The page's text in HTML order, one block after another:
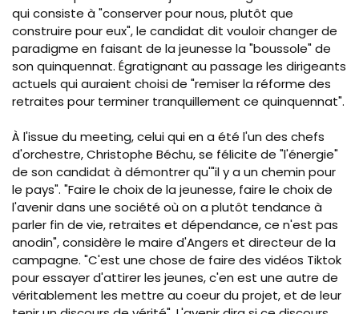
qui consiste à "conserver pour nous, plutôt que
construire pour eux", le candidat dit vouloir changer de
paradigme en faisant de la jeunesse la "boussole" de
son quinquennat. Égratignant au passage les dirigeants
actuels qui auraient choisi de "remiser la réforme des
retraites pour terminer tranquillement ce quinquennat".
À l'issue du meeting, celui qui en a été l'un des chefs
d'orchestre, Christophe Béchu, se félicite de "l'énergie"
de son candidat à démontrer qu'"il y a un chemin pour
le pays". "Faire le choix de la jeunesse, faire le choix de
l'avenir dans une société où on a plutôt tendance à
parler fin de vie, retraites et dépendance, ce n'est pas
anodin", considère le maire d'Angers et directeur de la
campagne. "C'est une chose de faire des vidéos Tiktok
pour essayer d'attirer les jeunes, c'en est une autre de
véritablement les mettre au coeur du projet, et de leur